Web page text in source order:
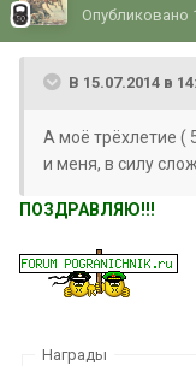
Опубликовано
В 15.07.2014 в
А моё трёхлетие (
и меня, в силу
ПОЗДРАВЛЯЮ!!!
Награды